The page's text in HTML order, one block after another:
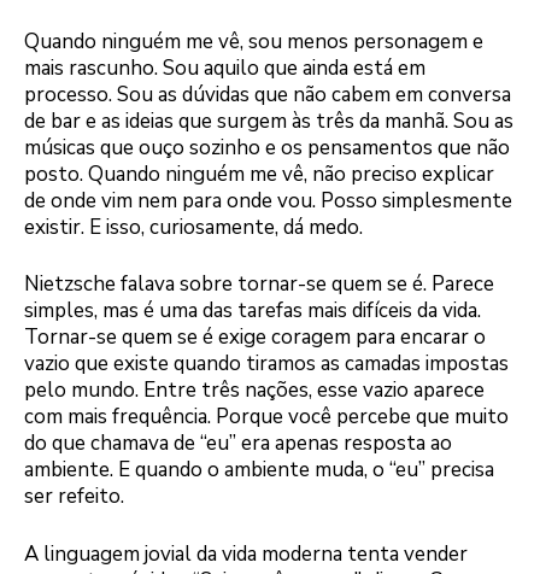
Quando ninguém me vê, sou menos personagem e
mais rascunho. Sou aquilo que ainda está em
processo. Sou as dúvidas que não cabem em conversa
de bar e as ideias que surgem às três da manhã. Sou as
músicas que ouço sozinho e os pensamentos que não
posto. Quando ninguém me vê, não preciso explicar
de onde vim nem para onde vou. Posso simplesmente
existir. E isso, curiosamente, dá medo.
Nietzsche falava sobre tornar-se quem se é. Parece
simples, mas é uma das tarefas mais difíceis da vida.
Tornar-se quem se é exige coragem para encarar o
vazio que existe quando tiramos as camadas impostas
pelo mundo. Entre três nações, esse vazio aparece
com mais frequência. Porque você percebe que muito
do que chamava de “eu” era apenas resposta ao
ambiente. E quando o ambiente muda, o “eu” precisa
ser refeito.
A linguagem jovial da vida moderna tenta vender